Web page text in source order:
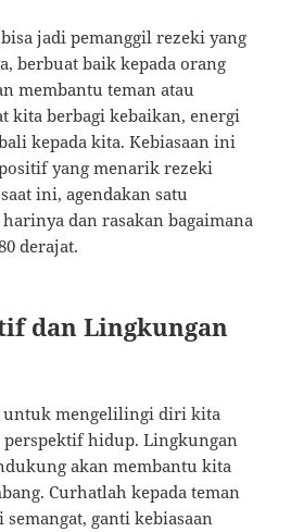
jadi pemanggil rezeki yang
berbuat baik kepada orang
membantu teman atau
kita berbagi kebaikan, energi
kepada kita. Kebiasaan ini
yang menarik rezeki
ini, agendakan satu
dan rasakan bagaimana
derajat.
dan Lingkungan
untuk mengelilingi diri kita
hidup. Lingkungan
akan membantu kita
Curhatlah kepada teman
ganti kebiasaan